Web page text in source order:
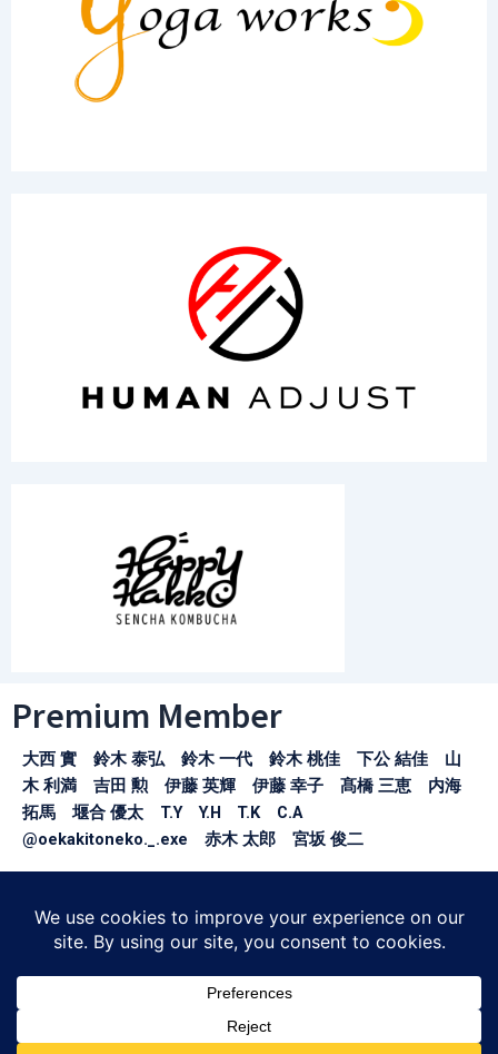
Premium Member
大西 實 鈴木 泰弘 鈴木 一代 鈴木 桃佳 下公 結佳 山
木 利満 吉田 勲 伊藤 英輝 伊藤 幸子 髙橋 三恵 内海
拓馬 堰合 優太 T.Y Y.H T.K C.A
@oekakitoneko._.exe 赤木 太郎 宮坂 俊二
〒150-0043